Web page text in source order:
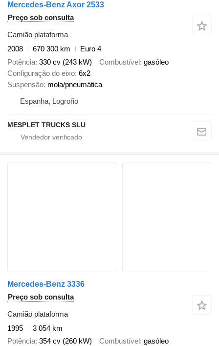
Mercedes-Benz Axor 2533
Preço sob consulta
Camião plataforma
2008
670 300 km
Euro 4
Potência 330 cv (243 kW) Combustível gasóleo
Configuração do eixo 6x2
Suspensão mola/pneumática
Espanha, Logroño
MESPLET TRUCKS SLU
Mercedes-Benz 3336
Preço sob consulta
Camião plataforma
1995
3 054 km
Potência 354 cv (260 kW) Combustível gasóleo